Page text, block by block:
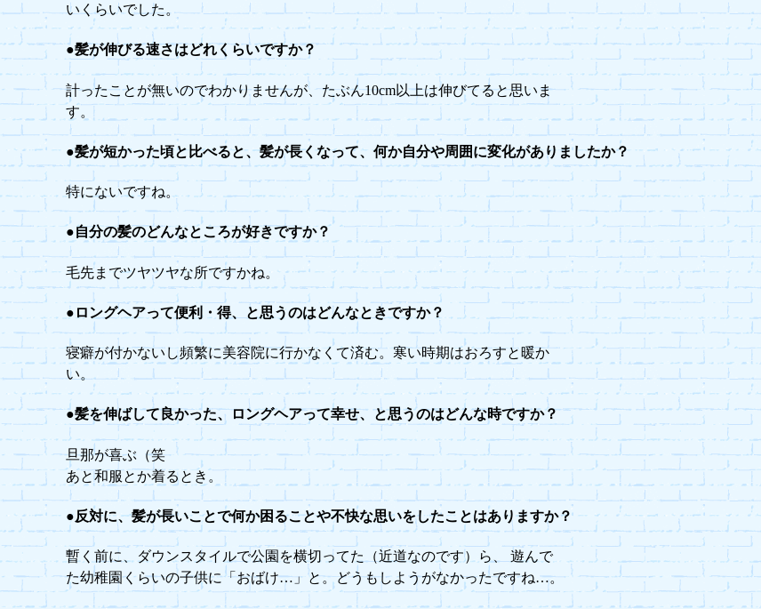
いくらいでした。
●髪が伸びる速さはどれくらいですか？
計ったことが無いのでわかりませんが、たぶん10cm以上は伸びてると思いま
す。
●髪が短かった頃と比べると、髪が長くなって、何か自分や周囲に変化がありましたか？
特にないですね。
●自分の髪のどんなところが好きですか？
毛先までツヤツヤな所ですかね。
●ロングヘアって便利・得、と思うのはどんなときですか？
寝癖が付かないし頻繁に美容院に行かなくて済む。寒い時期はおろすと暖か
い。
●髪を伸ばして良かった、ロングヘアって幸せ、と思うのはどんな時ですか？
旦那が喜ぶ（笑
あと和服とか着るとき。
●反対に、髪が長いことで何か困ることや不快な思いをしたことはありますか？
暫く前に、ダウンスタイルで公園を横切ってた（近道なのです）ら、 遊んで
た幼稚園くらいの子供に「おばけ…」と。どうもしようがなかったですね…。